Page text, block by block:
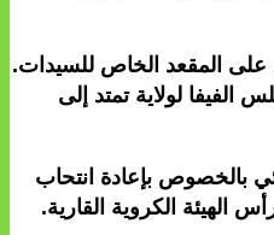
على المقعد الخاص للسيدات.
الفيفا لولاية تمتد إلى
بالخصوص بإعادة انتحاب
الهيئة الكروية القارية.